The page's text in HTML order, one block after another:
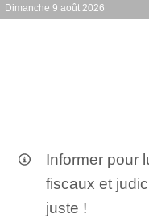
Dimanche 9 août 2026
Informer pour
fiscaux et
juste !